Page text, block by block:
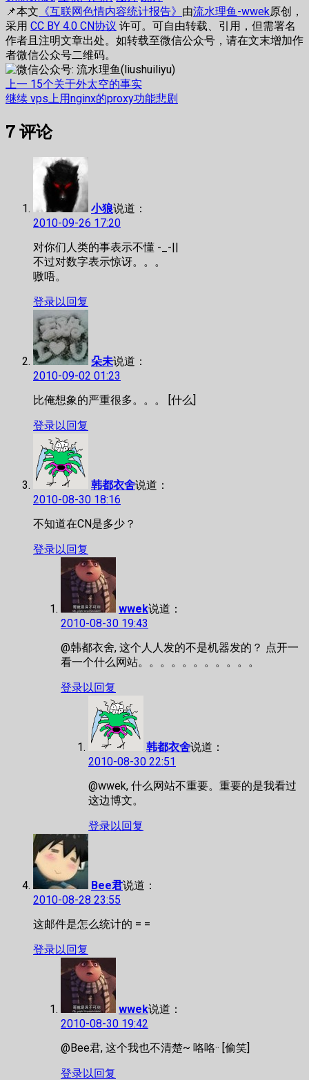
📌本文 《互联网色情内容统计报告》 由流水理鱼-wwek原创，
采用 CC BY 4.0 CN协议 许可。可自由转载、引用，但需署名
作者且注明文章出处。如转载至微信公众号，请在文末增加作
者微信公众号二维码。
文
章
导
上一 上
篇
章：
15个关于外太空的事实
继续 下
文
章：
vps上用nginx的proxy功能悲剧
7评论
小狼说道：
2010-09-26 17:20
对你们人类的事表示不懂 -_-||
不过对数字表示惊讶。。。
嗷唔。
登录以回复
朵未说道：
2010-09-02 01:23
比俺想象的严重很多。。。 [什么]
登录以回复
韩都衣舍说道：
2010-08-30 18:16
不知道在CN是多少？
登录以回复
wwek说道：
2010-08-30 19:43
@韩都衣舍, 这个人人发的不是机器发的？ 点开一
看一个什么网站。。。。。。。。。。。
登录以回复
韩都衣舍说道：
2010-08-30 22:51
@wwek, 什么网站不重要。重要的是我看过
这边博文。
登录以回复
Bee君说道：
2010-08-28 23:55
这邮件是怎么统计的 = =
登录以回复
wwek说道：
2010-08-30 19:42
@Bee君, 这个我也不清楚~ 咯咯·· [偷笑]
登录以回复